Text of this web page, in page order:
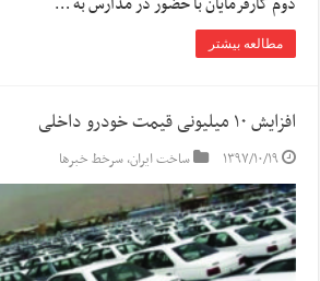
مطالعه بیشتر
افزایش ۱۰ میلیونی قیمت خودرو داخلی
۱۳۹۷/۱۰/۱۹ ساخت ایران,سرخط خبرها